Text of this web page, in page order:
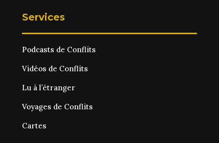
Services
Podcasts de Conflits
Vidéos de Conflits
Lu à l’étranger
Voyages de Conflits
Cartes